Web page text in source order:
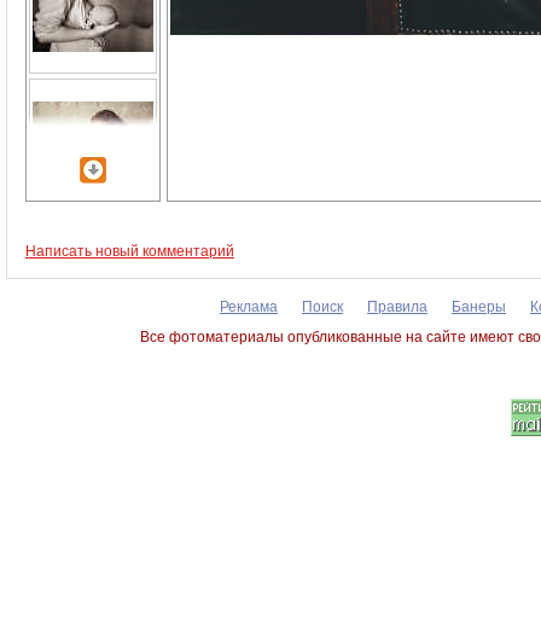
Написать новый комментарий
Реклама Поиск Правила Банеры
Все фотоматериалы опубликованные на сайте имеют